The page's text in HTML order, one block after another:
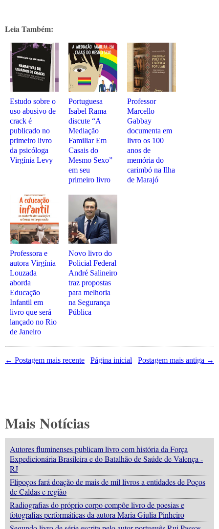
Leia Também:
Estudo sobre o
uso abusivo de
crack é
publicado no
primeiro livro
da psicóloga
Virgínia Levy
Portuguesa
Isabel Rama
discute “A
Mediação
Familiar Em
Casais do
Mesmo Sexo”
em seu
primeiro livro
Professor
Marcello
Gabbay
documenta em
livro os 100
anos de
memória do
carimbó na Ilha
de Marajó
Professora e
autora Virgínia
Louzada
aborda
Educação
Infantil em
livro que será
lançado no Rio
de Janeiro
Novo livro do
Policial Federal
André Salineiro
traz propostas
para melhoria
na Segurança
Pública
← Postagem mais recente Postagem mais antiga →
Página inicial
Mais Notícias
Autores fluminenses publicam livro com história da Força
Expedicionária Brasileira e do Batalhão de Saúde de Valença -
RJ
Flipoços fará doação de mais de mil livros a entidades de Poços
de Caldas e região
Radiografias do próprio corpo compõe livro de poesias e
fotografias performáticas da autora Maria Giulia Pinheiro